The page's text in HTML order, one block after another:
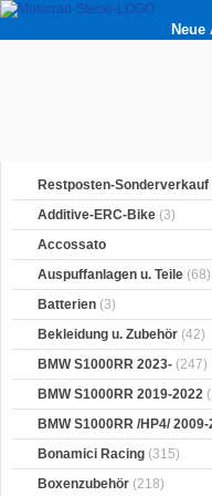
Neue
Restposten-Sonderverkauf
Additive-ERC-Bike (3)
Accossato
Auspuffanlagen u. Teile (68)
Batterien (3)
Bekleidung u. Zubehör (42)
BMW S1000RR 2023- (247)
BMW S1000RR 2019-2022
BMW S1000RR /HP4/
Bonamici Racing (315)
Boxenzubehör (218)